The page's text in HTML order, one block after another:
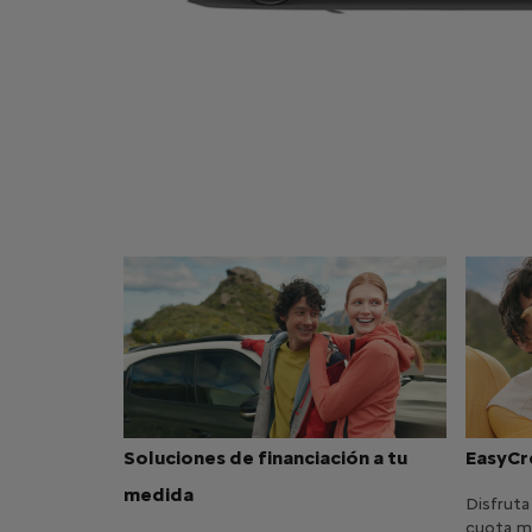
Soluciones de financiación a tu
medida
cuota